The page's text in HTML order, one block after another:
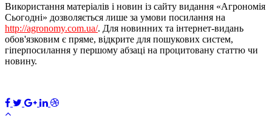
Використання матеріалів і новин із сайту видання «Агрономія
Сьогодні» дозволяється лише за умови посилання на
http://agronomy.com.ua/. Для новинних та інтернет-видань
обов'язковим є пряме, відкрите для пошукових систем,
гіперпосилання у першому абзаці на процитовану статтю чи
новину.